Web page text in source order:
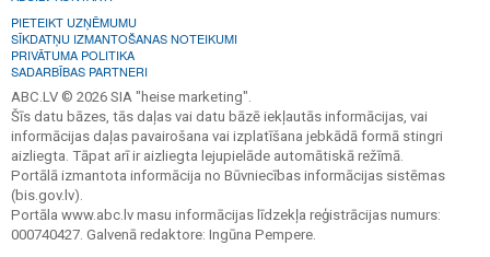
PIETEIKT UZŅĒMUMU
SĪKDATŅU IZMANTOŠANAS NOTEIKUMI
PRIVĀTUMA POLITIKA
SADARBĪBAS PARTNERI
ABC.LV © 2026 SIA "heise marketing".
Šīs datu bāzes, tās daļas vai datu bāzē iekļautās informācijas, vai
informācijas daļas pavairošana vai izplatīšana jebkādā formā stingri
aizliegta. Tāpat arī ir aizliegta lejupielāde automātiskā režīmā.
Portālā izmantota informācija no Būvniecības informācijas sistēmas
(bis.gov.lv).
Portāla www.abc.lv masu informācijas līdzekļa reģistrācijas numurs:
000740427. Galvenā redaktore: Ingūna Pempere.